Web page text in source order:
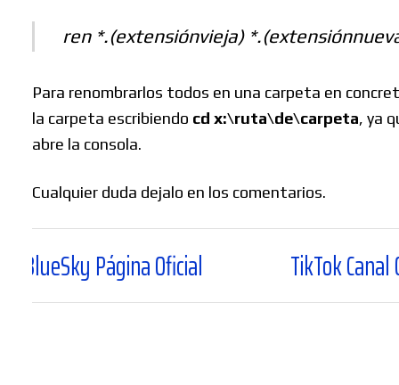
ren *.(extensiónvieja)
Para renombrarlos todos en una carpeta en
la carpeta escribiendo cd x:\ruta\de\carpeta, ya
abre la consola.
Cualquier duda dejalo en los comentarios.
Oficial TikTok Canal Oficial